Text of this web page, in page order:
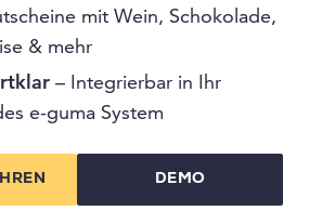
mit Wein, Schokolade,
& mehr
– Integrierbar in Ihr
e-guma System
DEMO